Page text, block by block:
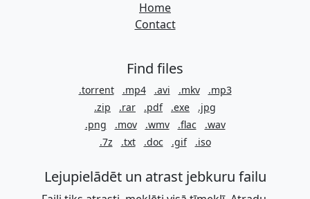
Home
Contact
Find files
.torrent .mp4 .avi .mkv
.mp3
.zip
.rar .pdf .exe
.jpg
.png
.mov .wmv .flac
.wav
.7z
.txt .doc .gif .iso
Lejupielādēt un atrast jebkuru failu